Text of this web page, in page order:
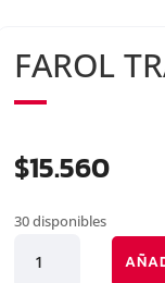
FAROL
$15.560
30 disponibles
TRASERO